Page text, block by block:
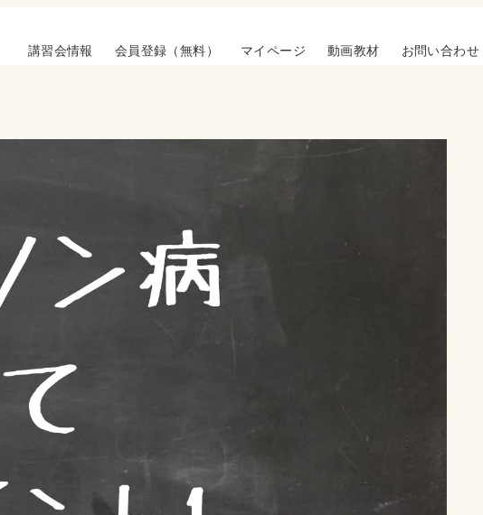
講習会情報 会員登録（無料） マイページ 動画教材 お問い合わせ